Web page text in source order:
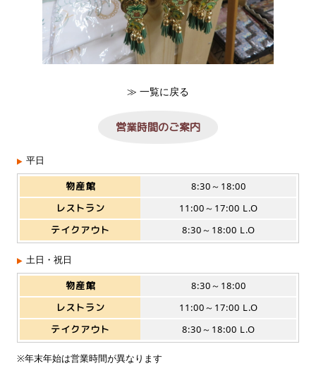
≫ 一覧に戻る
営業時間のご案内
平日
物産館
8:30～18:00
レストラン
11:00～17:00 L.O
テイクアウト
8:30～18:00 L.O
土日・祝日
物産館
8:30～18:00
レストラン
11:00～17:00 L.O
テイクアウト
8:30～18:00 L.O
※年末年始は営業時間が異なります